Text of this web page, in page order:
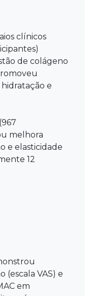
clínicos
de colágeno
e
melhora
e elasticidade
12
(escala VAS) e
em